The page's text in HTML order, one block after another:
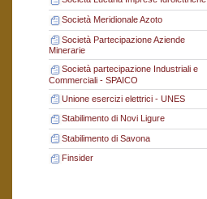
Società Meridionale Azoto
Società Partecipazione Aziende
Minerarie
Società partecipazione Industriali e
Commerciali - SPAICO
Unione esercizi elettrici - UNES
Stabilimento di Novi Ligure
Stabilimento di Savona
Finsider